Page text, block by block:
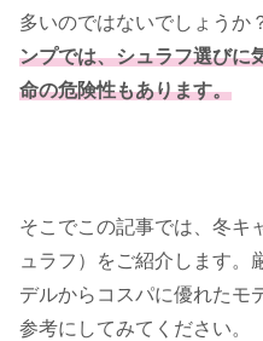
多いのではないでしょうか
ンプでは、シュラフ選びに
命の危険性もあります。
そこでこの記事では、冬キ
ュラフ）をご紹介します。
デルからコスパに優れたモ
参考にしてみてください。